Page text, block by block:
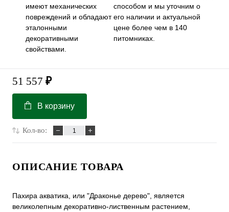
имеют механических
повреждений и обладают
эталонными
декоративными
свойствами.
способом и мы уточним о
его наличии и актуальной
цене более чем в 140
питомниках.
51 557 ₽
В корзину
Кол-во:
ОПИСАНИЕ ТОВАРА
Пахира акватика, или "Драконье дерево", является
великолепным декоративно-лиственным растением,